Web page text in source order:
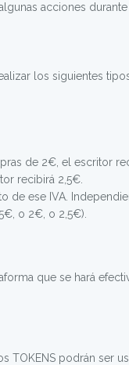
acciones durante
los siguientes
de 2€, el escritor
recibirá 2,5€.
de ese IVA.
o 2€, o 2,5€).
que se hará
TOKENS podrán ser